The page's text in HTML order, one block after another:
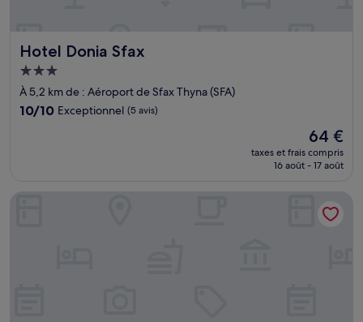
Hotel Donia Sfax
Hotel Donia Sfax
Hébergement
3.0 étoiles
À 5,2 km de : Aéroport de Sfax Thyna (SFA)
10.0
10/10 Exceptionnel (5 avis)
Le
nouveau
prix
de
64 €
64 €
taxes et frais compris
16 août - 17 août